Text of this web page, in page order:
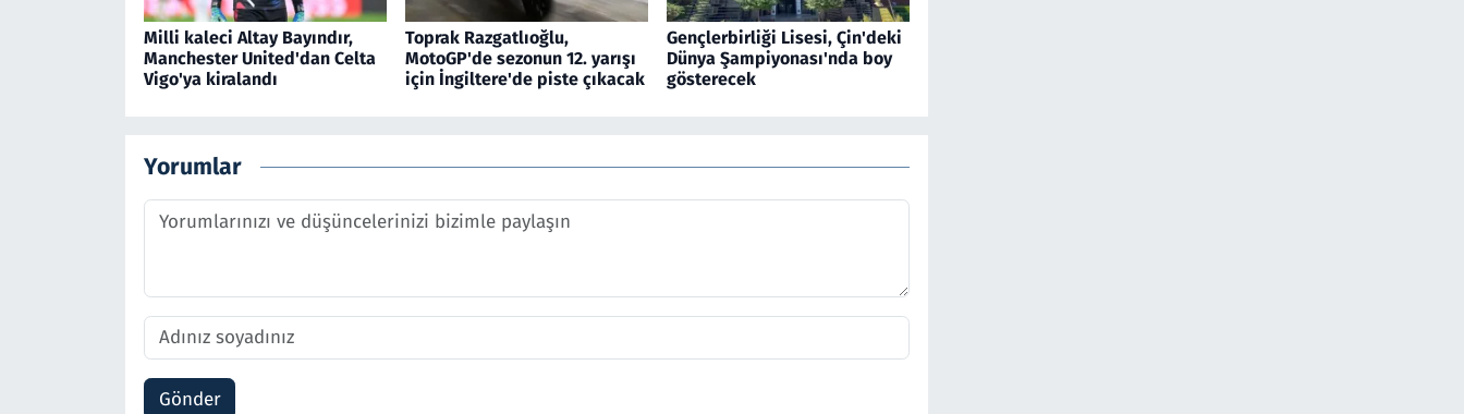
Milli kaleci Altay Bayındır,
Manchester United'dan Celta
Vigo'ya kiralandı
Toprak Razgatlıoğlu,
MotoGP'de sezonun 12. yarışı
için İngiltere'de piste çıkacak
Gençlerbirliği Lisesi, Çin'deki
Dünya Şampiyonası'nda boy
gösterecek
Yorumlar
Gönder